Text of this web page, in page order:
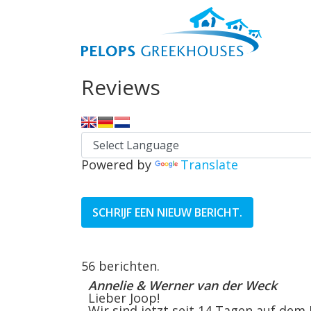
Reviews
Powered by Translate
56 berichten.
Annelie & Werner van der Weck
Lieber Joop!